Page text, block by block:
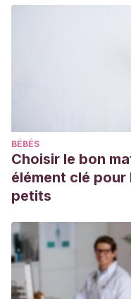
Sensitivity to
https://
BÉBÉS
Choisir le bon
élément clé
petits